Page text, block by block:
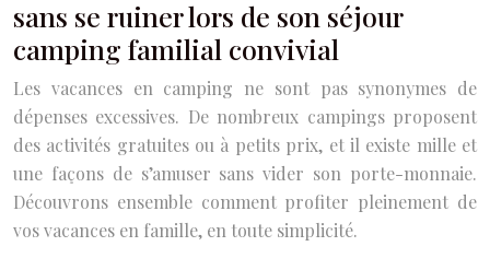
sans se ruiner lors de son séjour
camping familial convivial
Les vacances en camping ne sont pas synonymes de
dépenses excessives. De nombreux campings proposent
des activités gratuites ou à petits prix, et il existe mille et
une façons de s’amuser sans vider son porte-monnaie.
Découvrons ensemble comment profiter pleinement de
vos vacances en famille, en toute simplicité.